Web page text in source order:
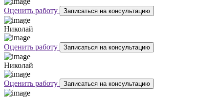
Оценить работу Записаться на консультацию
Николай
Оценить работу Записаться на консультацию
Николай
Оценить работу Записаться на консультацию